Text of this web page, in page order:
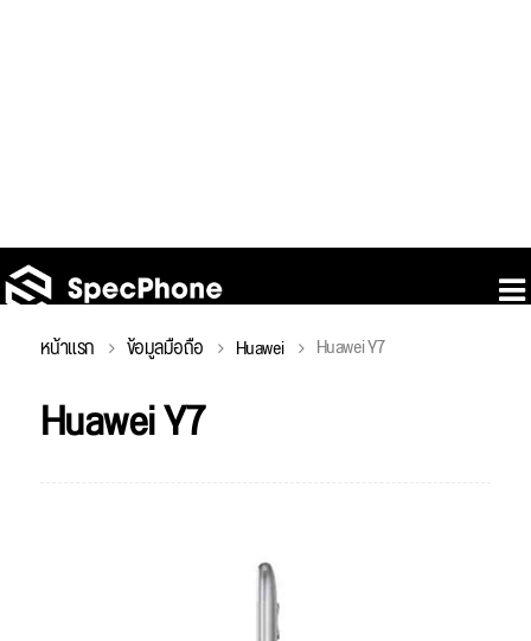
หน้าแรก ข้อมูลมือถือ Huawei Huawei Y7
Huawei Y7